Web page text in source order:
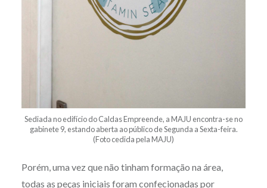
Sediada no edifício do Caldas Empreende, a MAJU encontra-se no
gabinete 9, estando aberta ao público de Segunda a Sexta-feira.
(Foto cedida pela MAJU)
Porém, uma vez que não tinham formação na área,
todas as peças iniciais foram confecionadas por